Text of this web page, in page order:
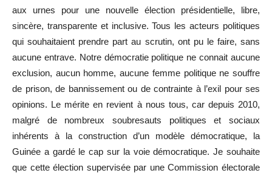
aux urnes pour une nouvelle élection présidentielle, libre,
sincère, transparente et inclusive. Tous les acteurs politiques
qui souhaitaient prendre part au scrutin, ont pu le faire, sans
aucune entrave. Notre démocratie politique ne connait aucune
exclusion, aucun homme, aucune femme politique ne souffre
de prison, de bannissement ou de contrainte à l’exil pour ses
opinions. Le mérite en revient à nous tous, car depuis 2010,
malgré de nombreux soubresauts politiques et sociaux
inhérents à la construction d’un modèle démocratique, la
Guinée a gardé le cap sur la voie démocratique. Je souhaite
que cette élection supervisée par une Commission électorale